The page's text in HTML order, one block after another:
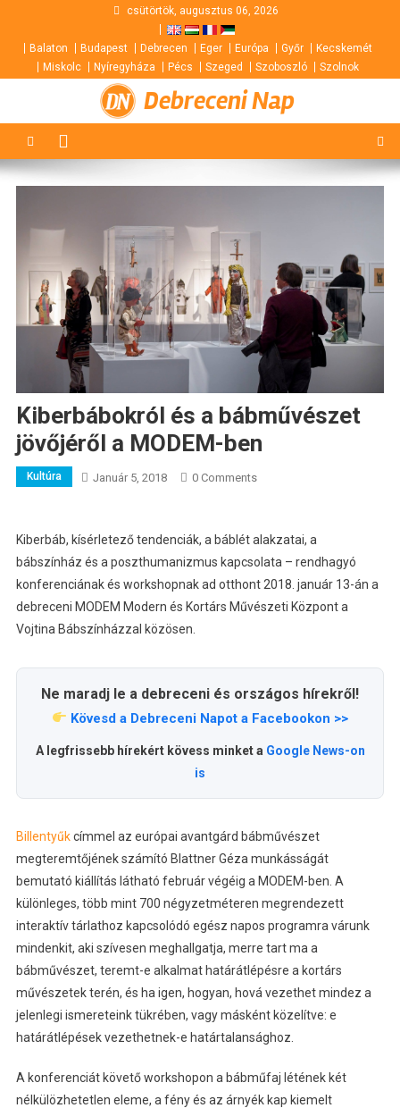
content
csütörtök, augusztus 06, 2026
Balaton Budapest Debrecen Eger Európa Győr
Kecskemét
Miskolc
Nyíregyháza Pécs Szeged Szoboszló Szolnok
Debreceni Nap
Kiberbábokról és a bábművészet
jövőjéről a MODEM-ben
Kultúra Január 5, 2018 0 Comments
Kiberbáb, kísérletező tendenciák, a báblét alakzatai, a
bábszínház és a poszthumanizmus kapcsolata – rendhagyó
konferenciának és workshopnak ad otthont 2018. január 13-án a
debreceni MODEM Modern és Kortárs Művészeti Központ a
Vojtina Bábszínházzal közösen.
Ne maradj le a debreceni és országos hírekről!
Kövesd a Debreceni Napot a Facebookon >>
A legfrissebb hírekért kövess minket a Google News-on
is
Billentyűkcímmel az európai avantgárd bábművészet
megteremtőjének számító Blattner Géza munkásságát
bemutató kiállítás látható február végéig a MODEM-ben. A
különleges, több mint 700 négyzetméteren megrendezett
interaktív tárlathoz kapcsolódó egész napos programra várunk
mindenkit, aki szívesen meghallgatja, merre tart ma a
bábművészet, teremt-e alkalmat határátlépésre a kortárs
művészetek terén, és ha igen, hogyan, hová vezethet mindez a
jelenlegi ismereteink tükrében, vagy másként közelítve: e
határátlépések vezethetnek-e határtalansághoz.
A konferenciát követő workshopon a bábműfaj létének két
nélkülözhetetlen eleme, a fény és az árnyék kap kiemelt